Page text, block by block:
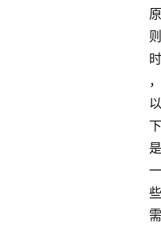
原
则
时
，
以
下
是
一
些
需